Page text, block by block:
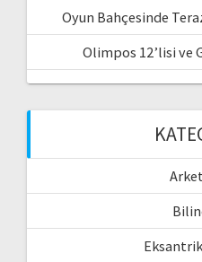
Oyun Bahçesinde
Olimpos 12’lisi ve